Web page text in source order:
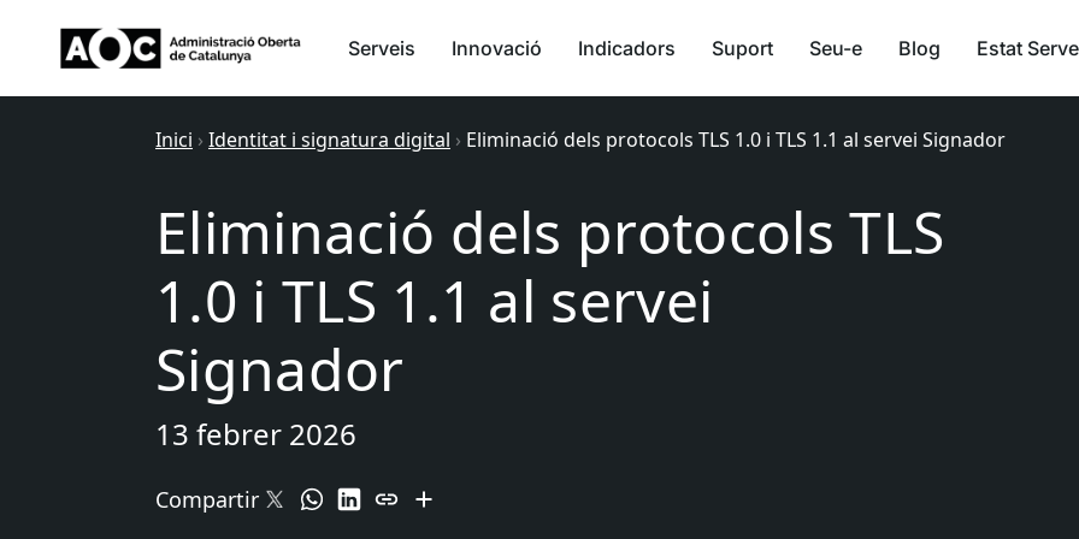
Serveis Innovació Indicadors Suport Seu-e Blog Estat
Inici › Identitat i signatura digital › Eliminació dels protocols TLS 1.0 i TLS 1.1 al servei Signador
Eliminació dels protocols TLS
1.0 i TLS 1.1 al servei
Signador
13 febrer 2026
Compartir